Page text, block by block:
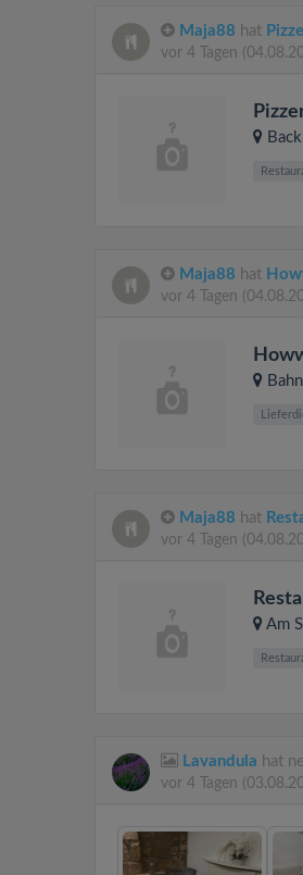
Maja88 hat
vor 4 Tagen
Maja88 hat
vor 4 Tagen
Maja88 hat
vor 4 Tagen
Am
Lavandula hat
vor 4 Tagen